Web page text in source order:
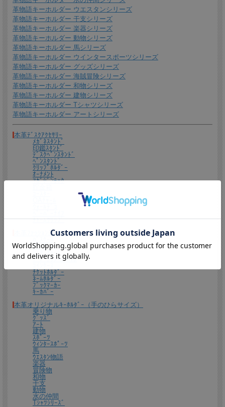
名入れについて
全商品無料で焼きペンで名入れいたします。
（注意！）
・漢字不可、ひらがな・カタカナ・英数字で6文字まで
・メガネ小物スタンドのみ15文字まで
・ご注文後の名入れの追加・変更、また返品は不可
詳しくはこちらから
手描きで革を焦がしながら名入れをするため文字は均一なものにならず、焦げた部
分は少し凹凸ができます。あなただけの革小物に。
ギフトラッピングについて
全商品無料で簡易ラッピングの上お送りしております。
大切な贈り物の場合は革のチャームやリボンが付いた有料のラッピングも承ってお
ります。
※ 写真は一例です。ラッピング材等は予告なく変更となる場合があります。
詳しくはこちらから
*有料ラッピング（M)
キーホルダーなど小さい品物はギフト袋にお入れして本革製のチャームをお付けし
革物語キーホルダー ウエスタンシリーズ
革物語キーホルダー 干支シリーズ
革物語キーホルダー 楽器シリーズ
革物語キーホルダー 動物シリーズ
革物語キーホルダー 馬シリーズ
革物語キーホルダー ウインタースポーツシリーズ
革物語キーホルダー グッズシリーズ
革物語キーホルダー 海賊冒険シリーズ
革物語キーホルダー 和物シリーズ
革物語キーホルダー 建物シリーズ
革物語キーホルダー Tシャツシリーズ
革物語キーホルダー アートシリーズ
本革ﾃﾞｽｸｱｸｾｻﾘｰ
ﾒｶﾞﾈｽﾀﾝﾄﾞ
印鑑ｽﾀﾝﾄﾞ
ﾃﾞｽｸﾍﾟﾝｽﾀﾝﾄﾞ
ﾍﾟﾝｽﾀﾝﾄﾞ
ｸﾘｯﾌﾟﾎﾙﾀﾞｰ
ｵｰﾅﾒﾝﾄ
ﾏｶﾞｼﾞﾝﾗｯｸ
ﾁｬｰﾑｸﾘｯﾌﾟ
本革ﾌｧｯｼｮﾝ雑貨
ﾊﾞｯｸﾞﾁｬｰﾑ
ﾘﾝｸﾞﾁｬｰﾑ
ﾌﾟﾚｰﾄﾜﾝちゃん
ﾁｹｯﾄﾎﾙﾀﾞｰ
ﾈｰﾑﾎﾙﾀﾞｰ
ﾌﾞｯｸﾏｰｶｰ
ｷｰｶﾊﾞｰ
本革オリジナルｷｰﾎﾙﾀﾞｰ（手のひらサイズ）
乗り物
ｸﾞｯｽﾞ
ｱｰﾄ
建物
ｽﾎﾟｰﾂ
ｳｨﾝﾀｰｽﾎﾟｰﾂ
馬
ｳｴｽﾀﾝ物語
楽器
冒険物
和物
干支
動物
水の仲間
Tｼｬﾂｼﾘｰｽﾞ